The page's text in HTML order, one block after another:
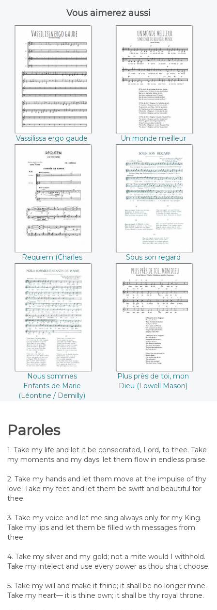
Vous aimerez aussi
Vassilissa ergo
gaude (Guillaume
Dufay)
Vassilissa ergo gaude
(Guillaume Dufay)
Un monde
meilleur (Anton
Dvorak)
Un monde meilleur
(Anton Dvorak)
Requiem (Charles
Gounod)
Requiem (Charles
Gounod)
Sous son regard
(Germaine
Delhaye)
Sous son regard
(Germaine Delhaye)
Nous sommes
Enfants de Marie
(Léontine / Demilly)
Nous sommes
Enfants de Marie
(Léontine / Demilly)
Plus près de toi,
mon Dieu (Lowell
Mason)
Plus près de toi, mon
Dieu (Lowell Mason)
Paroles
1. Take my life and let it be consecrated, Lord, to thee. Take
my moments and my days; let them flow in endless praise.
2. Take my hands and let them move at the impulse of thy
love. Take my feet and let them be swift and beautiful for
thee.
3. Take my voice and let me sing always only for my King.
Take my lips and let them be filled with messages from
thee.
4. Take my silver and my gold; not a mite would I withhold.
Take my intelect and use every power as thou shalt choose.
5. Take my will and make it thine; it shall be no longer mine.
Take my heart— it is thine own; it shall be thy royal throne.